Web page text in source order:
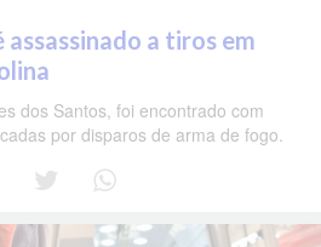
assassinado a tiros em
dos Santos, foi encontrado com
por disparos de arma de fogo.